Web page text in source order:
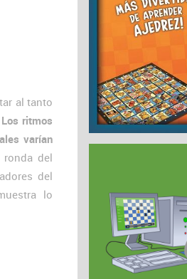
al tanto
Los ritmos
varían
del
del
lo